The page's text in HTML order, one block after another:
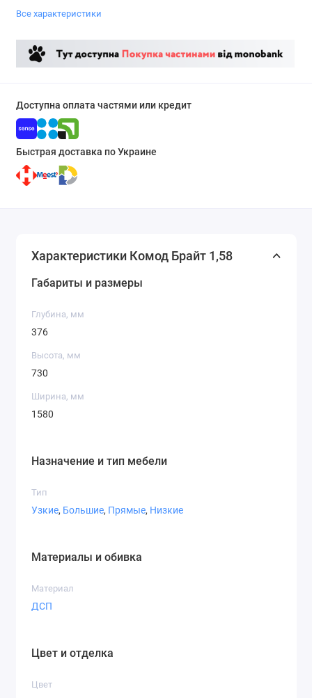
Все характеристики
Доступна оплата частями или кредит
Быстрая доставка по Украине
Характеристики Комод Брайт 1,58
Габариты и размеры
Глубина, мм
376
Высота, мм
730
Ширина, мм
1580
Назначение и тип мебели
Тип
Узкие, Большие, Прямые, Низкие
Материалы и обивка
Материал
ДСП
Цвет и отделка
Цвет